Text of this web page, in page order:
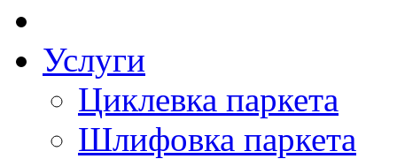
Услуги
Циклевка паркета
Шлифовка паркета